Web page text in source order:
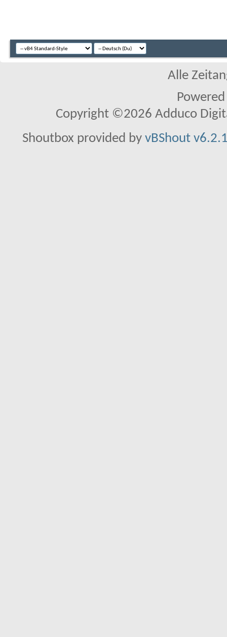
Alle
Copyright ©2026 Adduco
Shoutbox provided by vBShout